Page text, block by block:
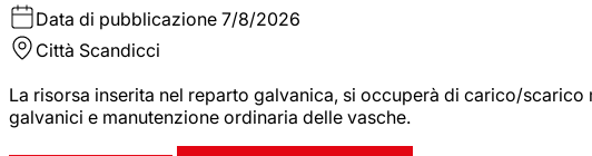
Data di pubblicazione 7/8/2026
Città Scandicci
La risorsa inserita nel reparto galvanica, si occuperà di carico/
galvanici e manutenzione ordinaria delle vasche.